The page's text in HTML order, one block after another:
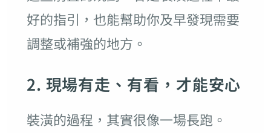
好的指引，也能幫助你及早發現需要
調整或補強的地方。
2. 現場有走、有看，才能安心
裝潢的過程，其實很像一場長跑。